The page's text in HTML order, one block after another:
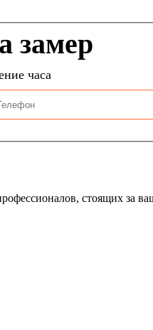
замер
часа
стоящих за